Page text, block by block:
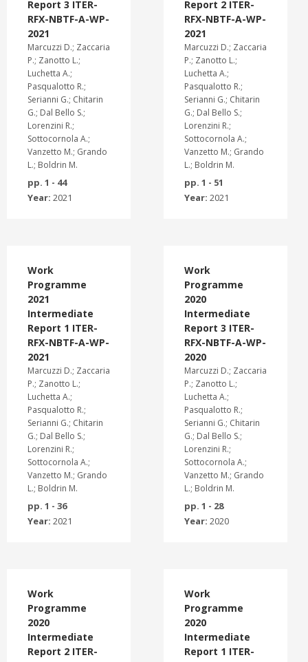
Report 3 ITER-
RFX-NBTF-A-WP-
2021
Marcuzzi D.; Zaccaria
P.; Zanotto L.;
Luchetta A.;
Pasqualotto R.;
Serianni G.; Chitarin
G.; Dal Bello S.;
Lorenzini R.;
Sottocornola A.;
Vanzetto M.; Grando
L.; Boldrin M.
pp. 1 - 44
Year: 2021
Report 2 ITER-
RFX-NBTF-A-WP-
2021
Marcuzzi D.; Zaccaria
P.; Zanotto L.;
Luchetta A.;
Pasqualotto R.;
Serianni G.; Chitarin
G.; Dal Bello S.;
Lorenzini R.;
Sottocornola A.;
Vanzetto M.; Grando
L.; Boldrin M.
pp. 1 - 51
Year: 2021
Work
Programme
2021
Intermediate
Report 1 ITER-
RFX-NBTF-A-WP-
2021
Marcuzzi D.; Zaccaria
P.; Zanotto L.;
Luchetta A.;
Pasqualotto R.;
Serianni G.; Chitarin
G.; Dal Bello S.;
Lorenzini R.;
Sottocornola A.;
Vanzetto M.; Grando
L.; Boldrin M.
pp. 1 - 36
Year: 2021
Work
Programme
2020
Intermediate
Report 3 ITER-
RFX-NBTF-A-WP-
2020
Marcuzzi D.; Zaccaria
P.; Zanotto L.;
Luchetta A.;
Pasqualotto R.;
Serianni G.; Chitarin
G.; Dal Bello S.;
Lorenzini R.;
Sottocornola A.;
Vanzetto M.; Grando
L.; Boldrin M.
pp. 1 - 28
Year: 2020
Work
Programme
2020
Intermediate
Report 2 ITER-
Work
Programme
2020
Intermediate
Report 1 ITER-